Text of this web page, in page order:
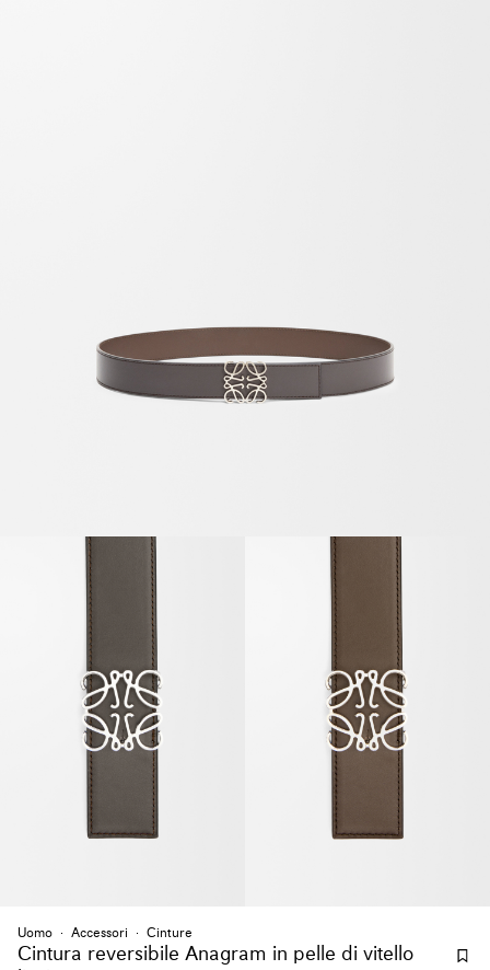
Uomo Accessori Cinture
Cintura reversibile Anagram in pelle di vitello